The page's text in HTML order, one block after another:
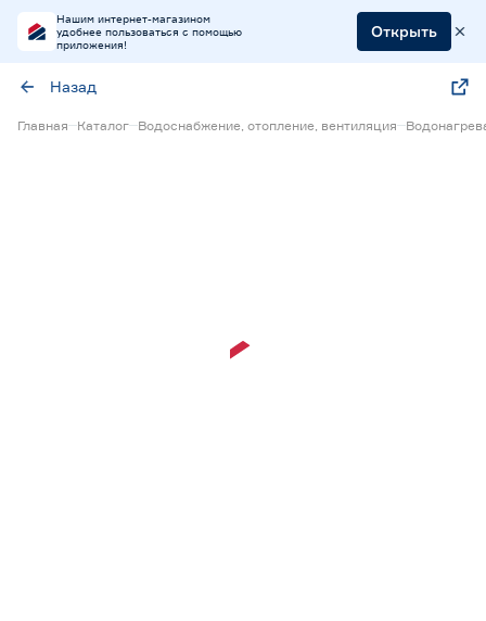
Нашим интернет-магазином
удобнее пользоваться с помощью
приложения!
Открыть
Назад
Главная Каталог Водоснабжение, отопление, вентиляция